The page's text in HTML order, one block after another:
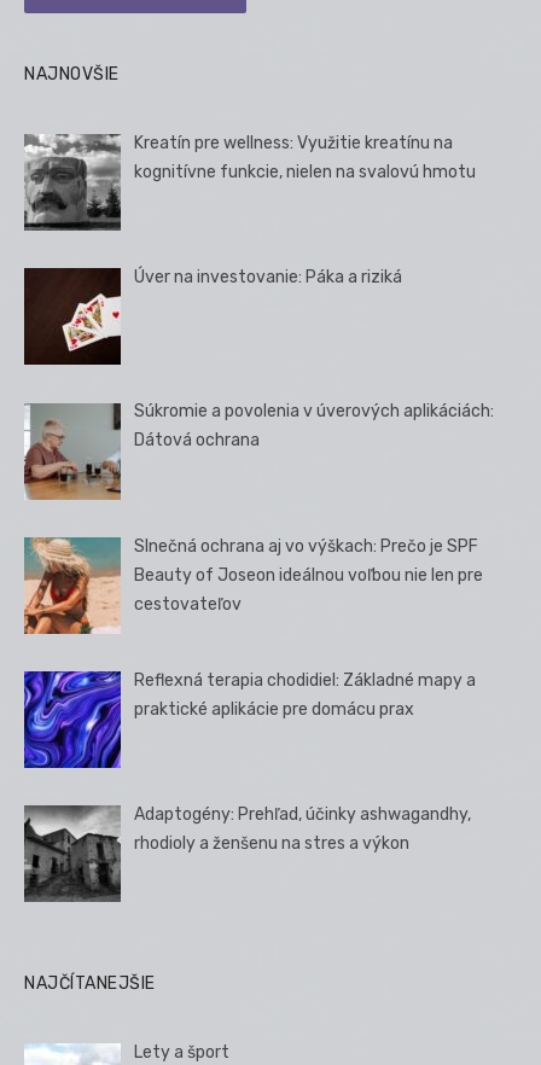
NAJNOVŠIE
Kreatín pre wellness: Využitie kreatínu na
kognitívne funkcie, nielen na svalovú hmotu
Úver na investovanie: Páka a riziká
Súkromie a povolenia v úverových aplikáciách:
Dátová ochrana
Slnečná ochrana aj vo výškach: Prečo je SPF
Beauty of Joseon ideálnou voľbou nie len pre
cestovateľov
Reflexná terapia chodidiel: Základné mapy a
praktické aplikácie pre domácu prax
Adaptogény: Prehľad, účinky ashwagandhy,
rhodioly a ženšenu na stres a výkon
NAJČÍTANEJŠIE
Lety a šport